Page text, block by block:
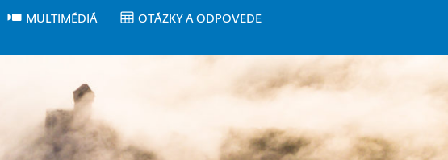
MULTIMÉDIÁ
OTÁZKY A ODPOVEDE